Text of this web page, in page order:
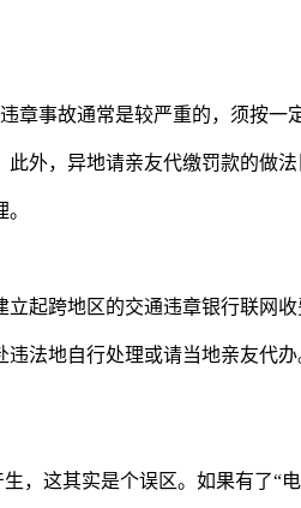
章事故通常是较严重的，须按一
外，异地请亲友代缴罚款的做
起跨地区的交通违章银行联网
法地自行处理或请当地亲友代办
，这其实是个误区。如果有了“